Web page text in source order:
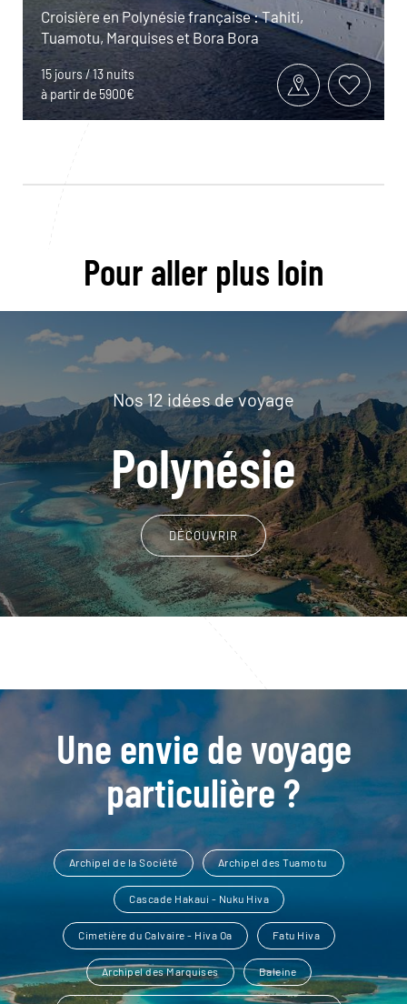
Croisière en Polynésie française : Tahiti,
Tuamotu, Marquises et Bora Bora
15 jours / 13 nuits
à partir de 5900€
Pour aller plus loin
Nos 12 idées de voyage
Polynésie
DÉCOUVRIR
Une envie de voyage
particulière ?
Archipel de la Société Archipel des Tuamotu
Cascade Hakaui - Nuku Hiva
Cimetière du Calvaire - Hiva Oa Fatu Hiva
Archipel des Marquises Baleine